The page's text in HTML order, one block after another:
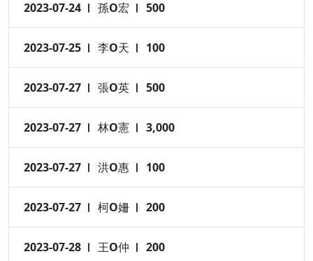
2023-07-24 孫O宏 500
2023-07-25 李O天 100
2023-07-27 張O英 500
2023-07-27 林O憲 3,000
2023-07-27 洪O惠 100
2023-07-27 柯O姍 200
2023-07-28 王O仲 200